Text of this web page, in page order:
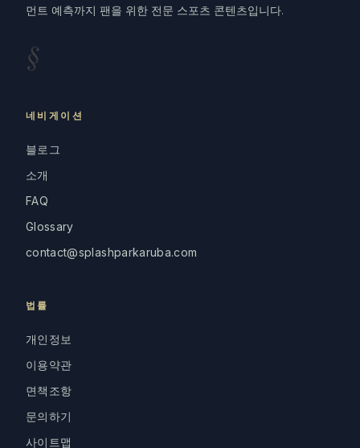
먼트 예측까지 팬을 위한 전문 스포츠 콘텐츠입니다.
§
네비게이션
블로그
소개
FAQ
Glossary
contact@splashparkaruba.com
법률
개인정보
이용약관
면책조항
문의하기
사이트맵